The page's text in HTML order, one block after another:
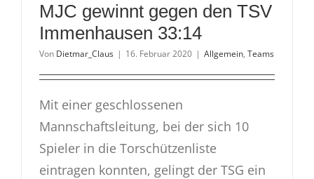
MJC gewinnt gegen den TSV
Immenhausen 33:14
Von Dietmar_Claus | 16. Februar 2020 | Allgemein, Teams
Mit einer geschlossenen
Mannschaftsleitung, bei der sich 10
Spieler in die Torschützenliste
eintragen konnten, gelingt der TSG ein